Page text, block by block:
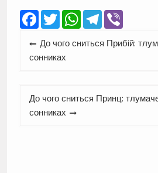
Facebook
TwitterWhatsApp
Telegram
Viber
Навігація
записів
До чого сниться Прибій:
сонниках
До чого сниться Принц:
сонниках